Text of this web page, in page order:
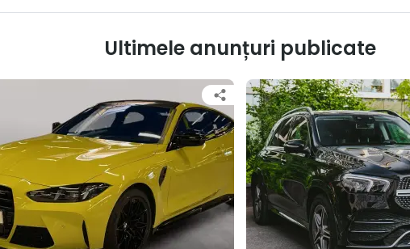
Ultimele anunțuri publicate